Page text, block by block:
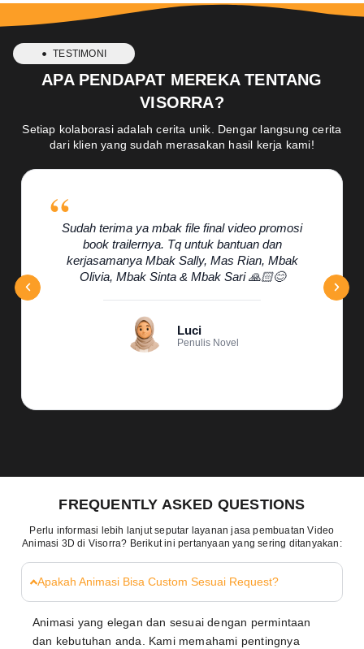
TESTIMONI
APA PENDAPAT MEREKA TENTANG
VISORRA?
Setiap kolaborasi adalah cerita unik. Dengar langsung cerita
dari klien yang sudah merasakan hasil kerja kami!
Sudah terima ya mbak file final video promosi
book trailernya. Tq untuk bantuan dan
kerjasamanya Mbak Sally, Mas Rian, Mbak
Olivia, Mbak Sinta & Mbak Sari 🙏🏻😊
Luci
Penulis Novel
FREQUENTLY ASKED QUESTIONS
Perlu informasi lebih lanjut seputar layanan jasa pembuatan Video
Animasi 3D di Visorra? Berikut ini pertanyaan yang sering ditanyakan:
Apakah Animasi Bisa Custom Sesuai Request?
Animasi yang elegan dan sesuai dengan permintaan
dan kebutuhan anda. Kami memahami pentingnya